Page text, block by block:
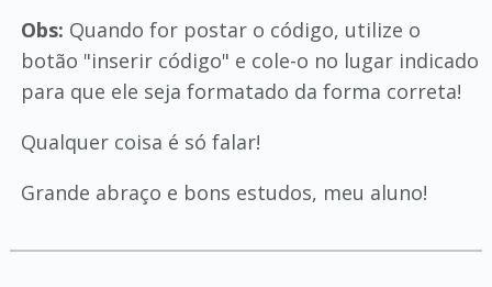
Obs: Quando for postar o código, utilize o
botão "inserir código" e cole-o no lugar indicado
para que ele seja formatado da forma correta!
Qualquer coisa é só falar!
Grande abraço e bons estudos, meu aluno!